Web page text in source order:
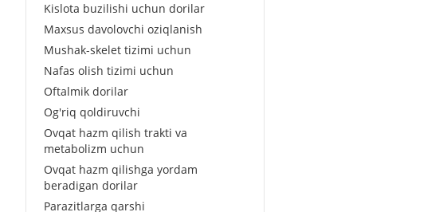
Kislota buzilishi uchun dorilar
Maxsus davolovchi oziqlanish
Mushak-skelet tizimi uchun
Nafas olish tizimi uchun
Oftalmik dorilar
Og'riq qoldiruvchi
Ovqat hazm qilish trakti va
metabolizm uchun
Ovqat hazm qilishga yordam
beradigan dorilar
Parazitlarga qarshi